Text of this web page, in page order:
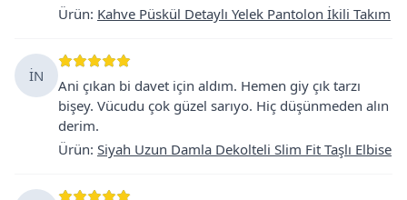
Ürün: Kahve Püskül Detaylı Yelek Pantolon İkili Takım
İN
Ani çıkan bi davet için aldım. Hemen giy çık tarzı
bişey. Vücudu çok güzel sarıyo. Hiç düşünmeden alın
derim.
Ürün: Siyah Uzun Damla Dekolteli Slim Fit Taşlı Elbise